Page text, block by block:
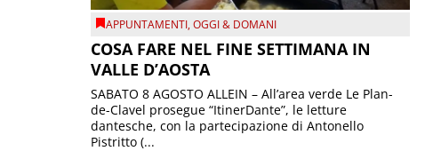
APPUNTAMENTI,OGGI & DOMANI
COSA FARE NEL FINE SETTIMANA IN
VALLE D’AOSTA
SABATO 8 AGOSTO ALLEIN – All’area verde Le Plan-
de-Clavel prosegue “ItinerDante”, le letture
dantesche, con la partecipazione di Antonello
Pistritto (...